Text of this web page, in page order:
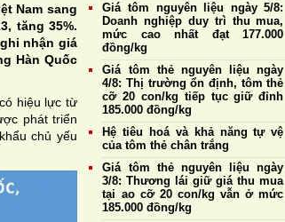
Nam sang
tăng 35%.
nhận giá
Hàn Quốc
hiệu lực từ
phát triển
chủ yếu
Giá tôm nguyên liệu ngày 5/8:
Doanh nghiệp duy trì thu mua,
mức cao nhất đạt 177.000
đồng/kg
Giá tôm thẻ nguyên liệu ngày
4/8: Thị trường ổn định, tôm thẻ
cỡ 20 con/kg tiếp tục giữ đỉnh
185.000 đồng/kg
Hệ tiêu hoá và khả năng tự vệ
của tôm thẻ chân trắng
Giá tôm thẻ nguyên liệu ngày
3/8: Thương lái giữ giá thu mua
tại ao cỡ 20 con/kg vẫn ở mức
185.000 đồng/kg